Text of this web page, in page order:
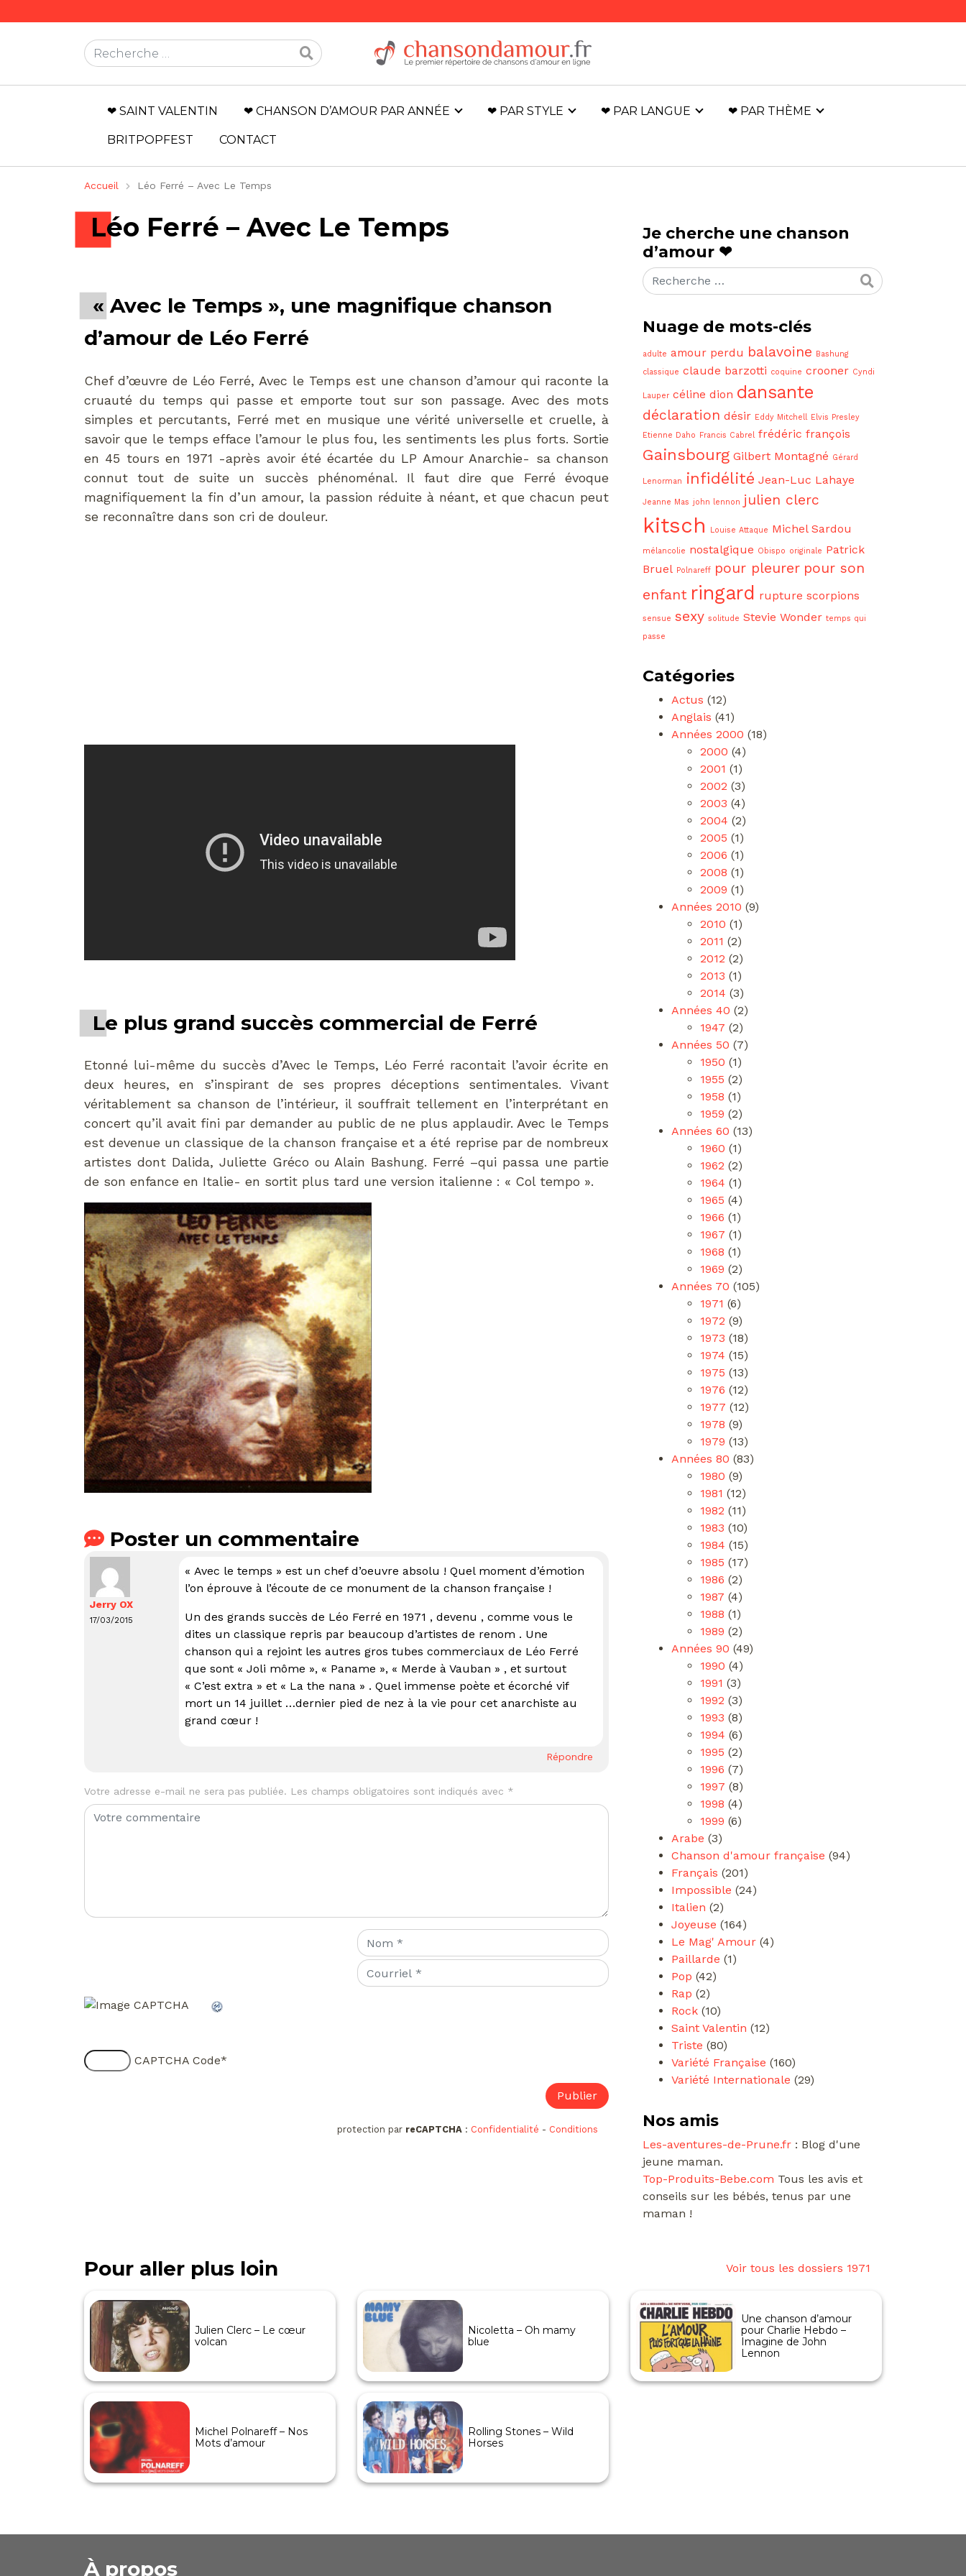
Rechercher
❤ SAINT VALENTIN ❤ CHANSON D’AMOUR PAR ANNÉE ❤ PAR STYLE ❤ PAR LANGUE ❤ PAR THÈME
BRITPOPFEST CONTACT
Accueil Léo Ferré – Avec Le Temps
Léo Ferré – Avec Le Temps
« Avec le Temps », une magnifique chanson
d’amour de Léo Ferré
Chef d’œuvre de Léo Ferré, Avec le Temps est une chanson d’amour qui raconte la
cruauté du temps qui passe et emporte tout sur son passage. Avec des mots
simples et percutants, Ferré met en musique une vérité universelle et cruelle, à
savoir que le temps efface l’amour le plus fou, les sentiments les plus forts. Sortie
en 45 tours en 1971 -après avoir été écartée du LP Amour Anarchie- sa chanson
connut tout de suite un succès phénoménal. Il faut dire que Ferré évoque
magnifiquement la fin d’un amour, la passion réduite à néant, et que chacun peut
se reconnaître dans son cri de douleur.
Le plus grand succès commercial de Ferré
Etonné lui-même du succès d’Avec le Temps, Léo Ferré racontait l’avoir écrite en
deux heures, en s’inspirant de ses propres déceptions sentimentales. Vivant
véritablement sa chanson de l’intérieur, il souffrait tellement en l’interprétant en
concert qu’il avait fini par demander au public de ne plus applaudir. Avec le Temps
est devenue un classique de la chanson française et a été reprise par de nombreux
artistes dont Dalida, Juliette Gréco ou Alain Bashung. Ferré –qui passa une partie
de son enfance en Italie- en sortit plus tard une version italienne : « Col tempo ».
Poster un commentaire
Jerry OX
17/03/2015
« Avec le temps » est un chef d’oeuvre absolu ! Quel moment d’émotion
l’on éprouve à l’écoute de ce monument de la chanson française !
Un des grands succès de Léo Ferré en 1971 , devenu , comme vous le
dites un classique repris par beaucoup d’artistes de renom . Une
chanson qui a rejoint les autres gros tubes commerciaux de Léo Ferré
que sont « Joli môme », « Paname », « Merde à Vauban » , et surtout
« C’est extra » et « La the nana » . Quel immense poète et écorché vif
mort un 14 juillet …dernier pied de nez à la vie pour cet anarchiste au
grand cœur !
Répondre
Votre adresse e-mail ne sera pas publiée. Les champs obligatoires sont indiqués avec *
CAPTCHA Code*
protection par reCAPTCHA : Confidentialité - Conditions
Je cherche une chanson
d’amour ❤
Rechercher
Nuage de mots-clés
adulte amour perdu balavoine Bashung
classique claude barzotti coquine crooner Cyndi
Lauper céline dion dansante
déclaration désir Eddy Mitchell Elvis Presley
Etienne Daho Francis Cabrel frédéric françois
Gainsbourg Gilbert Montagné Gérard
Lenorman infidélité Jean-Luc Lahaye
Jeanne Mas john lennon julien clerc
kitsch Louise Attaque Michel Sardou
mélancolie nostalgique Obispo originale Patrick
Bruel Polnareff pour pleurer pour son
enfant ringard rupture scorpions
sensue sexy solitude Stevie Wonder temps qui
passe
Catégories
Actus (12)
Anglais (41)
Années 2000 (18)
2000 (4)
2001 (1)
2002 (3)
2003 (4)
2004 (2)
2005 (1)
2006 (1)
2008 (1)
2009 (1)
Années 2010 (9)
2010 (1)
2011 (2)
2012 (2)
2013 (1)
2014 (3)
Années 40 (2)
1947 (2)
Années 50 (7)
1950 (1)
1955 (2)
1958 (1)
1959 (2)
Années 60 (13)
1960 (1)
1962 (2)
1964 (1)
1965 (4)
1966 (1)
1967 (1)
1968 (1)
1969 (2)
Années 70 (105)
1971 (6)
1972 (9)
1973 (18)
1974 (15)
1975 (13)
1976 (12)
1977 (12)
1978 (9)
1979 (13)
Années 80 (83)
1980 (9)
1981 (12)
1982 (11)
1983 (10)
1984 (15)
1985 (17)
1986 (2)
1987 (4)
1988 (1)
1989 (2)
Années 90 (49)
1990 (4)
1991 (3)
1992 (3)
1993 (8)
1994 (6)
1995 (2)
1996 (7)
1997 (8)
1998 (4)
1999 (6)
Arabe (3)
Chanson d'amour française (94)
Français (201)
Impossible (24)
Italien (2)
Joyeuse (164)
Le Mag' Amour (4)
Paillarde (1)
Pop (42)
Rap (2)
Rock (10)
Saint Valentin (12)
Triste (80)
Variété Française (160)
Variété Internationale (29)
Nos amis
Les-aventures-de-Prune.fr : Blog d'une
jeune maman.
Top-Produits-Bebe.com Tous les avis et
conseils sur les bébés, tenus par une
maman !
Pour aller plus loin Voir tous les dossiers 1971
Julien Clerc – Le cœur
volcan
Nicoletta – Oh mamy
blue
Une chanson d’amour
pour Charlie Hebdo –
Imagine de John
Lennon
Michel Polnareff – Nos
Mots d’amour
Rolling Stones – Wild
Horses
À propos